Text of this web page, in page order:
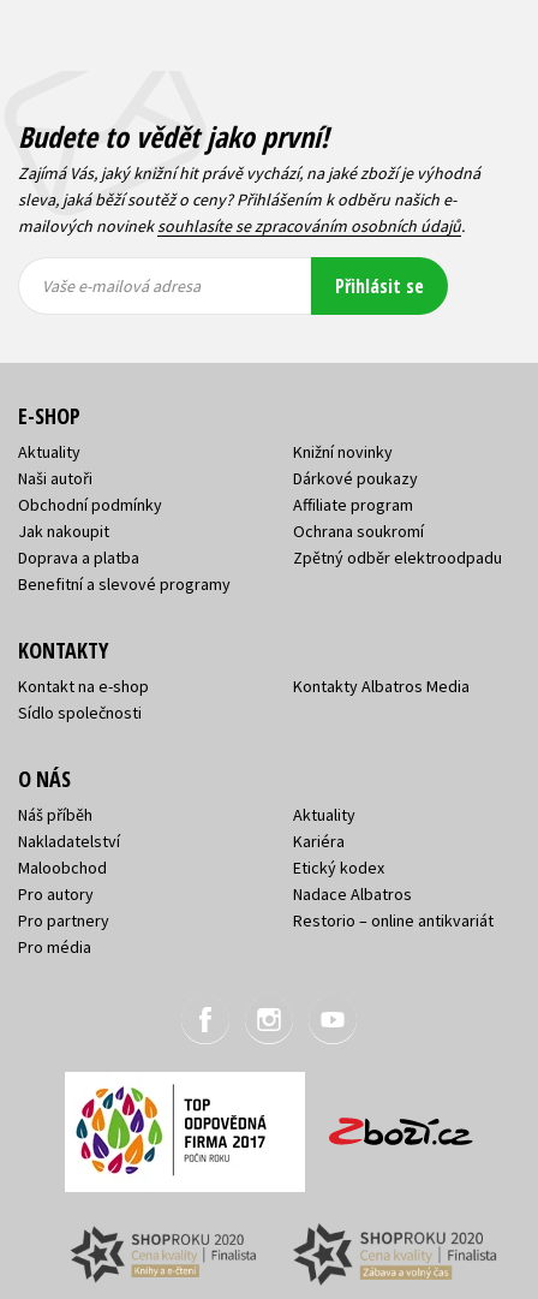
Budete to vědět jako první!
Zajímá Vás, jaký knižní hit právě vychází, na jaké zboží je výhodná
sleva, jaká běží soutěž o ceny? Přihlášením k odběru našich e-
mailových novineksouhlasíte se zpracováním osobních údajů.
mailová
mailová
Vaše e-mailová adresa Přihlásit se
E-SHOP
Aktuality
Naši autoři
Obchodní podmínky
Jak nakoupit
Doprava a platba
Benefitní a slevové programy
Knižní novinky
Dárkové poukazy
Affiliate program
Ochrana soukromí
Zpětný odběr elektroodpadu
KONTAKTY
Kontakt na e-shop
Sídlo společnosti
Kontakty Albatros Media
O NÁS
Náš příběh
Nakladatelství
Maloobchod
Pro autory
Pro partnery
Pro média
Aktuality
Kariéra
Etický kodex
Nadace Albatros
Restorio – online antikvariát